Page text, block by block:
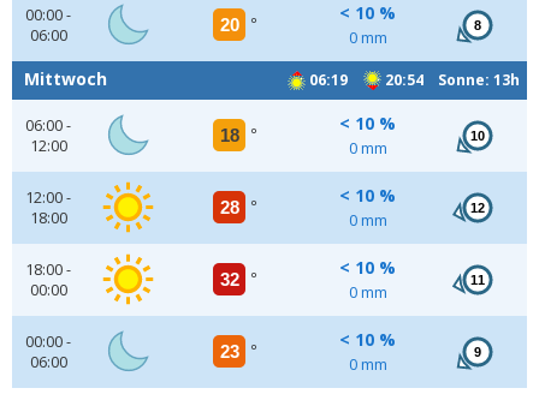
00:00 -
06:00
20 °
< 10 %
0 mm
8
06:19 20:54 Sonne: 13h
Mittwoch
06:00 -
12:00
18 °
< 10 %
0 mm
10
12:00 -
18:00
28 °
< 10 %
0 mm
12
18:00 -
00:00
32 °
< 10 %
0 mm
11
00:00 -
06:00
23 °
< 10 %
0 mm
9